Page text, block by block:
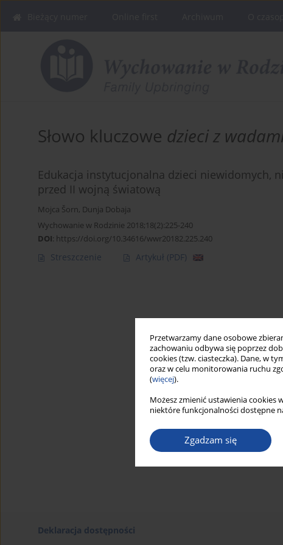
Przetwarzamy dane osobowe
zachowaniu odbywa się poprzez
cookies (tzw. ciasteczka). Dane, w
oraz w celu monitorowania ruchu
(więcej).
Możesz zmienić ustawienia cookies
niektóre funkcjonalności dostępne
Zgadzam się
Słowo kluczowe dzieci z
Edukacja instytucjonalna dzieci niewidomych,
przed II wojną światową
Mojca Šorn, Dunja Dobaja
Wychowanie w Rodzinie 2018;18(2):225-240
DOI: https://doi.org/10.34616/wwr20182.225.240
Streszczenie Artykuł (PDF)
Deklaracja dostępności